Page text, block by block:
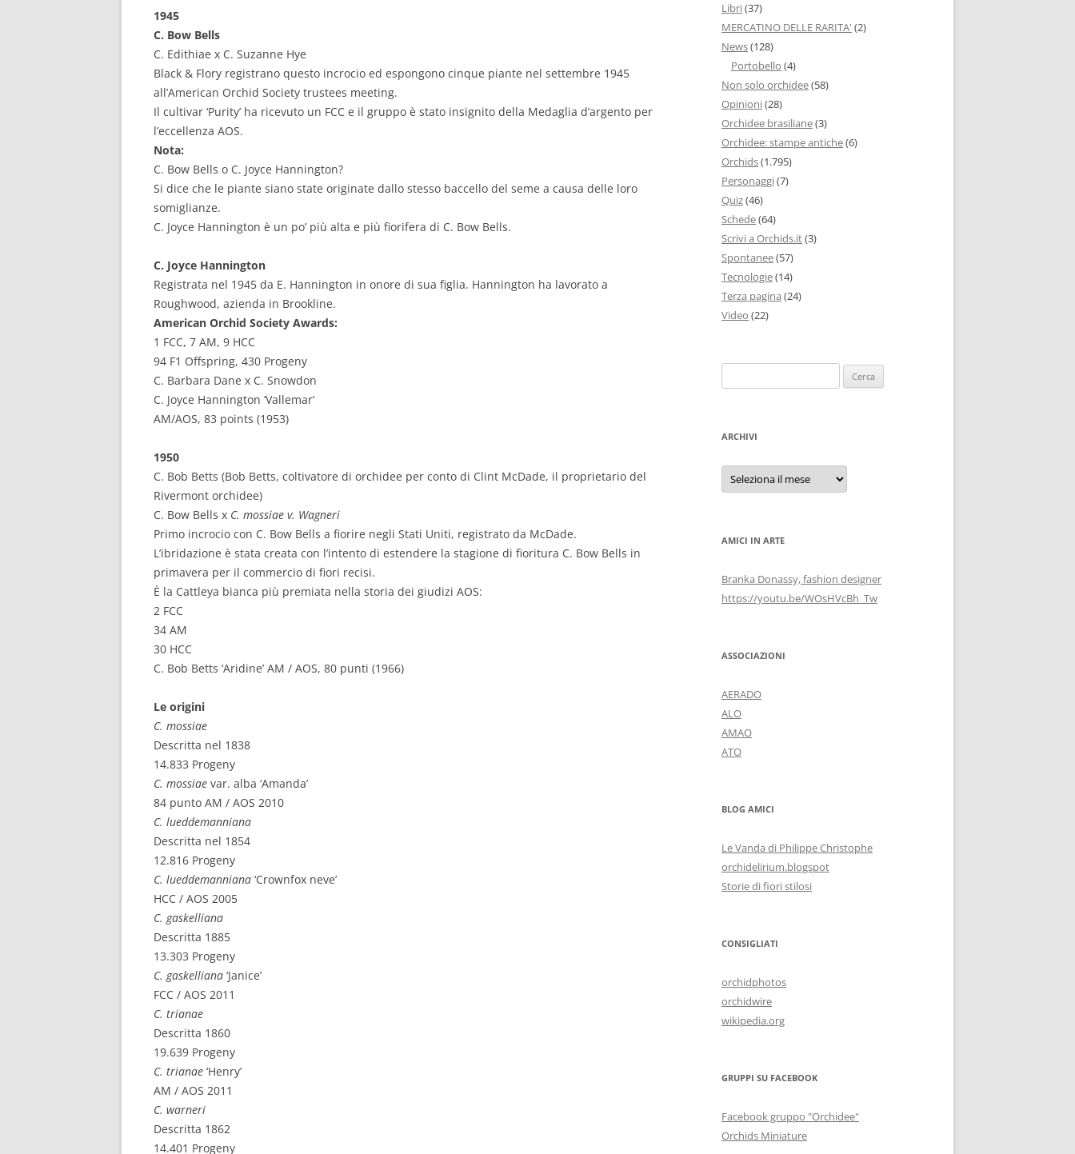
1945
C. Bow Bells
C. Edithiae x C. Suzanne Hye
Black & Flory registrano questo incrocio ed espongono cinque piante nel settembre 1945
all’American Orchid Society trustees meeting.
Il cultivar ‘Purity’ ha ricevuto un FCC e il gruppo è stato insignito della Medaglia d’argento per
l’eccellenza AOS.
Nota:
C. Bow Bells o C. Joyce Hannington?
Si dice che le piante siano state originate dallo stesso baccello del seme a causa delle loro
somiglianze.
C. Joyce Hannington è un po’ più alta e più fiorifera di C. Bow Bells.
C. Joyce Hannington
Registrata nel 1945 da E. Hannington in onore di sua figlia. Hannington ha lavorato a
Roughwood, azienda in Brookline.
American Orchid Society Awards:
1 FCC, 7 AM, 9 HCC
94 F1 Offspring, 430 Progeny
C. Barbara Dane x C. Snowdon
C. Joyce Hannington ‘Vallemar’
AM/AOS, 83 points (1953)
1950
C. Bob Betts (Bob Betts, coltivatore di orchidee per conto di Clint McDade, il proprietario del
Rivermont orchidee)
C. Bow Bells x C. mossiae v. Wagneri
Primo incrocio con C. Bow Bells a fiorire negli Stati Uniti, registrato da McDade.
L’ibridazione è stata creata con l’intento di estendere la stagione di fioritura C. Bow Bells in
primavera per il commercio di fiori recisi.
È la Cattleya bianca più premiata nella storia dei giudizi AOS:
2 FCC
34 AM
30 HCC
C. Bob Betts ‘Aridine’ AM / AOS, 80 punti (1966)
Le origini
C. mossiae
Descritta nel 1838
14.833 Progeny
C. mossiae var. alba ‘Amanda’
84 punto AM / AOS 2010
C. lueddemanniana
Descritta nel 1854
12.816 Progeny
C. lueddemanniana ‘Crownfox neve’
HCC / AOS 2005
C. gaskelliana
Descritta 1885
13.303 Progeny
C. gaskelliana ‘Janice’
FCC / AOS 2011
C. trianae
Descritta 1860
19.639 Progeny
C. trianae ‘Henry’
AM / AOS 2011
C. warneri
Descritta 1862
14.401 Progeny
Libri(37)
MERCATINO DELLE RARITA' (2)
News(128)
Portobello (4)
Non solo orchidee(58)
Opinioni(28)
Orchidee brasiliane(3)
Orchidee: stampe antiche(6)
Orchids(1.795)
Personaggi(7)
Quiz(46)
Schede(64)
Scrivi a Orchids.it(3)
Spontanee(57)
Tecnologie(14)
Terza pagina (24)
Video (22)
per:
ARCHIVI
Archivi
AMICI IN ARTE
Branka Donassy, fashion designer
https://youtu.be/WOsHVcBh_Tw
ASSOCIAZIONI
AERADO
ALO
AMAO
ATO
BLOG AMICI
Le Vanda di Philippe Christophe
orchidelirium.blogspot
Storie di fiori stilosi
CONSIGLIATI
orchidphotos
orchidwire
wikipedia.org
GRUPPI SU FACEBOOK
Facebook gruppo "Orchidee"
Orchids Miniature